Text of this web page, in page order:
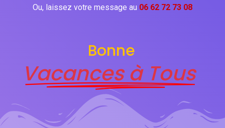
Ou, laissez votre message au 06 62 72 73 08
Bonne
Vacances à Tous